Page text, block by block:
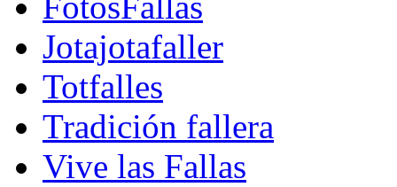
Jotajotafaller
Totfalles
Tradición fallera
Vive las Fallas